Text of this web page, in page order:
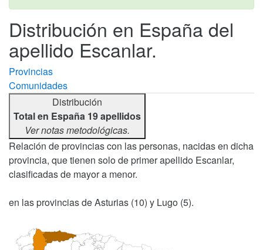
Distribución en España del
apellido Escanlar.
Provincias
Comunidades
Distribución
Total en España 19 apellidos
Ver notas metodológicas.
Relación de provincias con las personas, nacidas en dicha
provincia, que tienen solo de primer apellido Escanlar,
clasificadas de mayor a menor.
en las provincias de Asturias (10) y Lugo (5).